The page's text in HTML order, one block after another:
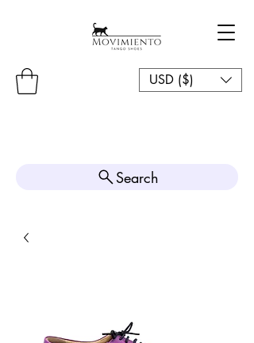
USD ($)
Search